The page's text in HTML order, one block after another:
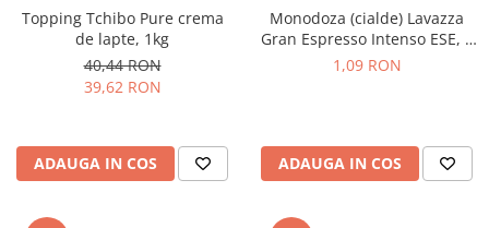
Topping Tchibo Pure crema
de lapte, 1kg
40,44 RON
39,62 RON
ADAUGA IN COS
Monodoza (cialde) Lavazza
Gran Espresso Intenso ESE, 1
buc
1,09 RON
ADAUGA IN COS